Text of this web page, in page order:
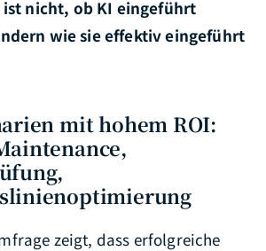
ist nicht, ob KI eingeführt
wie sie effektiv eingeführt
mit hohem ROI:
zeigt, dass erfolgreiche